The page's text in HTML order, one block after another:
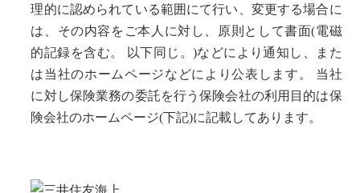
理的に認められている範囲にて行い、変更する場合に
は、その内容をご本人に対し、原則として書面(電磁
的記録を含む。 以下同じ。)などにより通知し、また
は当社のホームページなどにより公表します。 当社
に対し保険業務の委託を行う保険会社の利用目的は保
険会社のホームページ(下記)に記載してあります。